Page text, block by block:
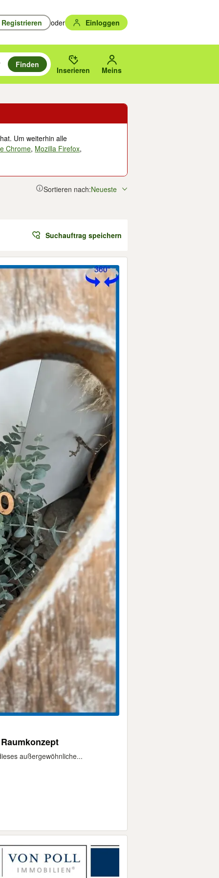
Registrieren oder Einloggen
und mit Eingabetaste auswählen.
zu suchen, oder Vorschläge mit den Pfeiltasten nach oben/
gewählten Orts oder PLZ.
Finden
Inserieren Meins
Um weiterhin alle
Chrome, Mozilla Firefox,
Sortieren nach:Neueste
Suchauftrag speichern
außergewöhnliche...